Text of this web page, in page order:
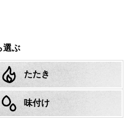
選ぶ
たたき
味付け